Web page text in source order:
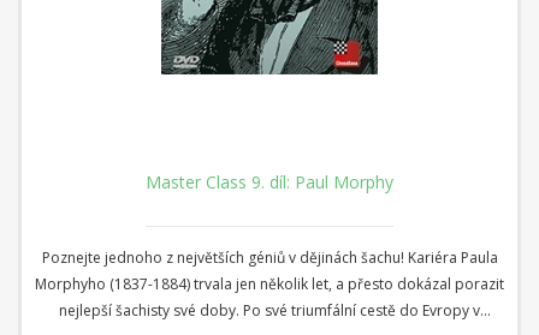
Master Class 9. díl: Paul Morphy
Poznejte jednoho z největších géniů v dějinách šachu! Kariéra Paula
Morphyho (1837-1884) trvala jen několik let, a přesto dokázal porazit
nejlepší šachisty své doby. Po své triumfální cestě do Evropy v